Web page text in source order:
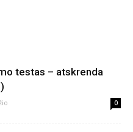
testas – atskrenda
0